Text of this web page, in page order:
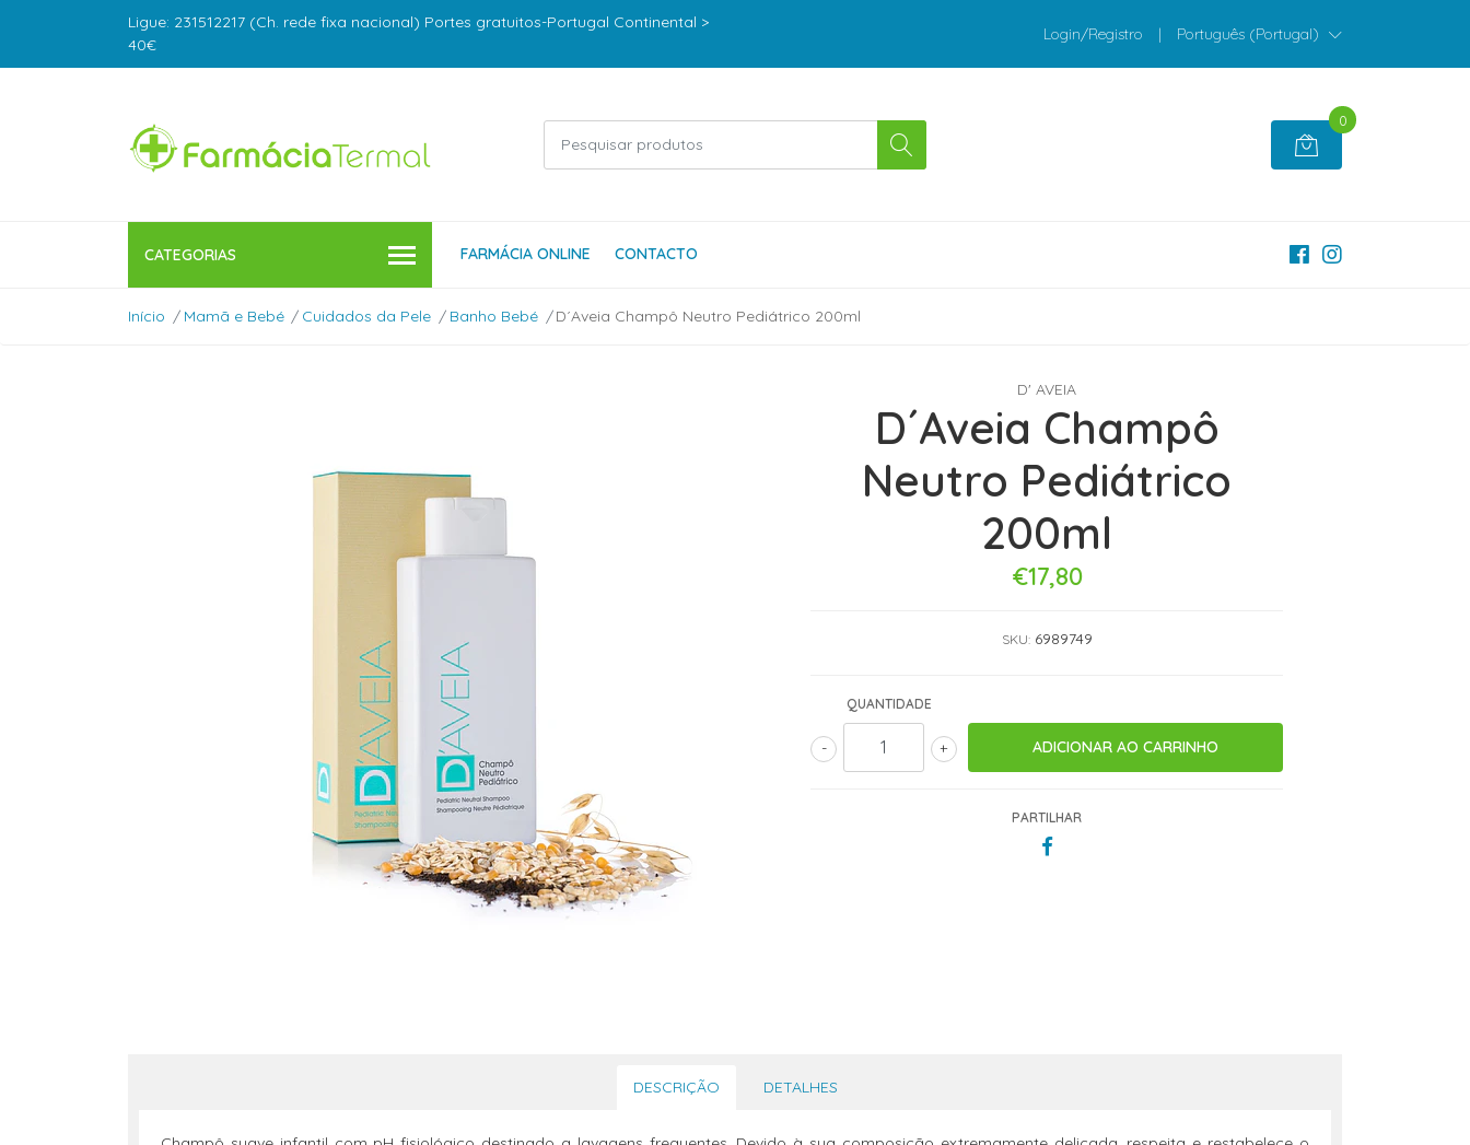
Ligue: 231512217 (Ch. rede fixa nacional) Portes gratuitos-Portugal Continental >
40€
Login/Registro | Português (Portugal)
0
CATEGORIAS FARMÁCIA ONLINE CONTACTO
Início Mamã e Bebé Cuidados da Pele Banho Bebé D´Aveia Champô Neutro Pediátrico 200ml
D' AVEIA
D´Aveia Champô
Neutro Pediátrico
200ml
€17,80
SKU: 6989749
QUANTIDADE
+
-
PARTILHAR
DESCRIÇÃO DETALHES